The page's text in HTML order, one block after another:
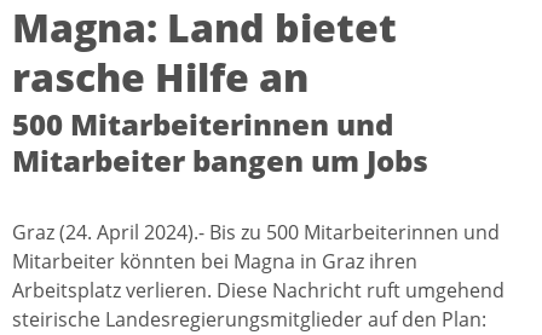
Magna: Land bietet
rasche Hilfe an
500 Mitarbeiterinnen und
Mitarbeiter bangen um Jobs
Graz (24. April 2024).- Bis zu 500 Mitarbeiterinnen und
Mitarbeiter könnten bei Magna in Graz ihren
Arbeitsplatz verlieren. Diese Nachricht ruft umgehend
steirische Landesregierungsmitglieder auf den Plan: